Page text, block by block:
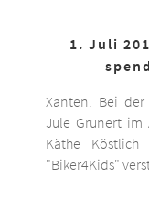
1. Juli
Xanten. Bei der
Jule Grunert
Käthe
"Biker4Kids"